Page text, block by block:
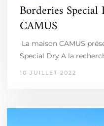
Borderies
CAMUS
La maison CAMUS
Special Dry A la
10 JUILLET 2022